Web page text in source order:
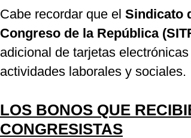
Cabe recordar que el Sindicato
Congreso de la República
adicional de tarjetas
actividades laborales y sociales.
LOS BONOS QUE
CONGRESISTAS